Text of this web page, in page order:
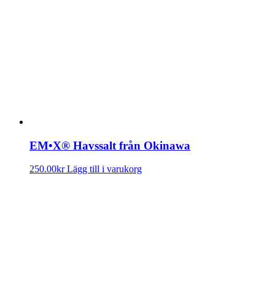
EM•X® Havssalt från Okinawa
250.00kr Lägg till i varukorg